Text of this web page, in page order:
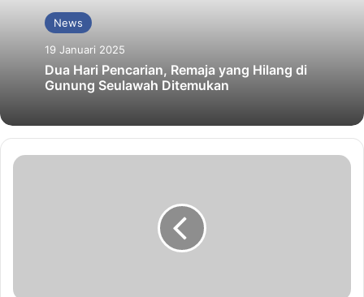
News
19 Januari 2025
Dua Hari Pencarian, Remaja yang Hilang di
Gunung Seulawah Ditemukan